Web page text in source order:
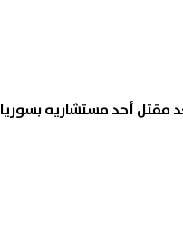
مقتل أحد مستشاريه بسوريا